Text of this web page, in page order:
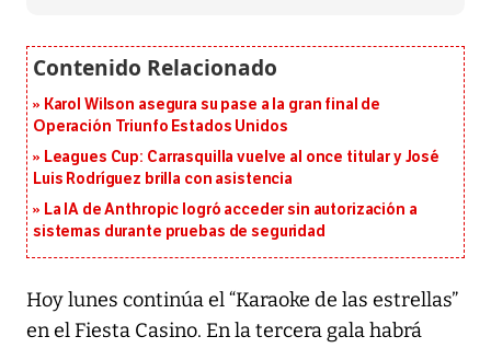
Karol Wilson asegura su pase a la gran final de
Operación Triunfo Estados Unidos
Leagues Cup: Carrasquilla vuelve al once titular y José
Luis Rodríguez brilla con asistencia
La IA de Anthropic logró acceder sin autorización a
sistemas durante pruebas de seguridad
Hoy lunes continúa el “Karaoke de las estrellas”
en el Fiesta Casino. En la tercera gala habrá